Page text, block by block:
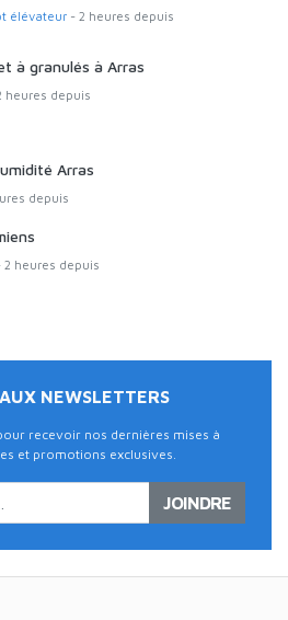
élévateur- 2 heures depuis
à granulés à Arras
heures depuis
Arras
depuis
2 heures depuis
NEWSLETTERS
recevoir nos dernières mises à
et promotions exclusives.
JOINDRE